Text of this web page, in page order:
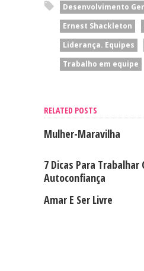
Desenvolvimento
Ernest Shackleton
Liderança. Equipes
Trabalho em equipe
RELATED POSTS
Mulher-Maravilha
7 Dicas Para Trabalhar
Autoconfiança
Amar E Ser Livre